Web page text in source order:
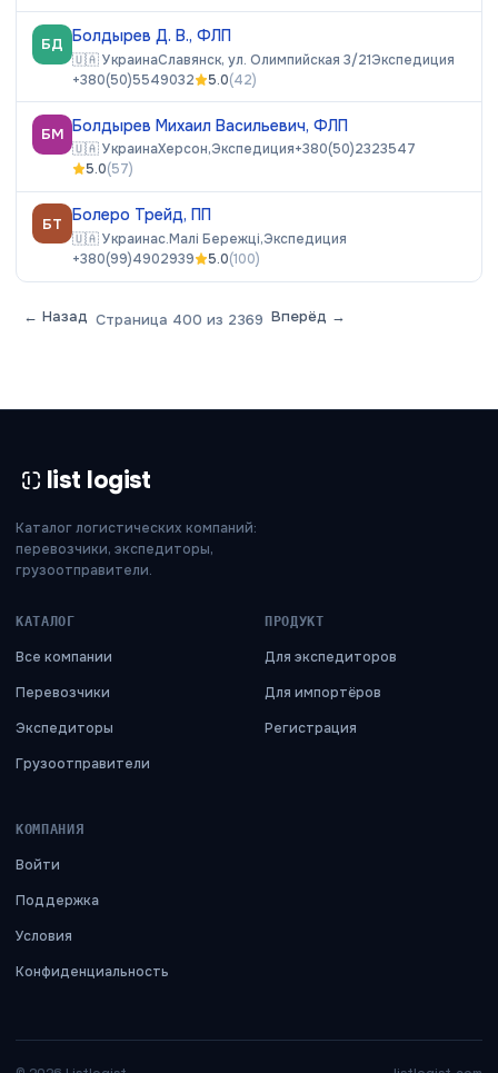
БД Болдырев Д. В., ФЛП
🇺🇦УкраинаСлавянск, ул. Олимпийская 3/21Экспедиция
+380(50)5549032
5.0(42)
БМ Болдырев Михаил Васильевич, ФЛП
🇺🇦УкраинаХерсон,Экспедиция+380(50)2323547
5.0(57)
БТ Болеро Трейд, ПП
🇺🇦Украинас.Малі Бережці,Экспедиция
+380(99)4902939
5.0(100)
← Назад Страница 400 из 2369 Вперёд →
list logist
Каталог логистических компаний:
перевозчики, экспедиторы,
грузоотправители.
КАТАЛОГ
Все компании
Перевозчики
Экспедиторы
Грузоотправители
ПРОДУКТ
Для экспедиторов
Для импортёров
Регистрация
КОМПАНИЯ
Войти
Поддержка
Условия
Конфиденциальность